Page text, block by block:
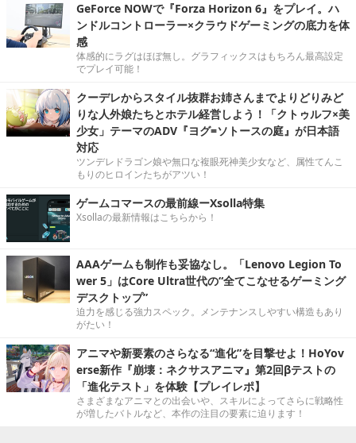
GeForce NOWで『Forza Horizon 6』をプレイ。ハ
ンドルコントローラー×クラウドゲーミングの底力を体
感
体感的にラグはほぼ無し。グラフィックスはもちろん最高設定
でプレイ可能！
クーデレからスタイル抜群お姉さんまでよりどりみど
りな人外娘たちとホテル経営しよう！「クトゥルフ×美
少女」テーマのADV『ヨグ=ソトースの庭』が日本語
対応
ツンデレドラゴン娘や無口な複眼死神美少女など、属性てんこ
もりのヒロインたちがアツい！
ゲームコマースの最前線ーXsolla特集
Xsollaの最新情報はこちらから！
AAAゲームも制作も妥協なし。「Lenovo Legion To
wer 5」はCore Ultra世代の“全てこなせるゲーミング
デスクトップ”
迫力を感じる強力スペック。メンテナンスしやすい構造もあり
がたい！
アニマや新要素のさらなる“進化”を目撃せよ！HoYov
erse新作『崩壊：ネクサスアニマ』第2回βテストの
「進化テスト」を体験【プレイレポ】
さまざまなアニマとの出会いや、スキルによってさらに戦略性
が増したバトルなど、本作の注目の要素に迫ります！